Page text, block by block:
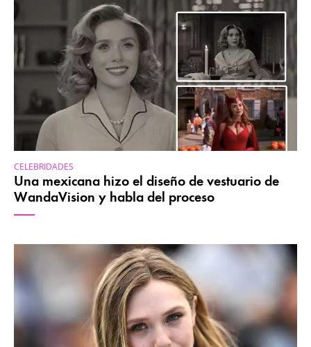
CELEBRIDADES
Una mexicana hizo el diseño de vestuario de
WandaVision y habla del proceso